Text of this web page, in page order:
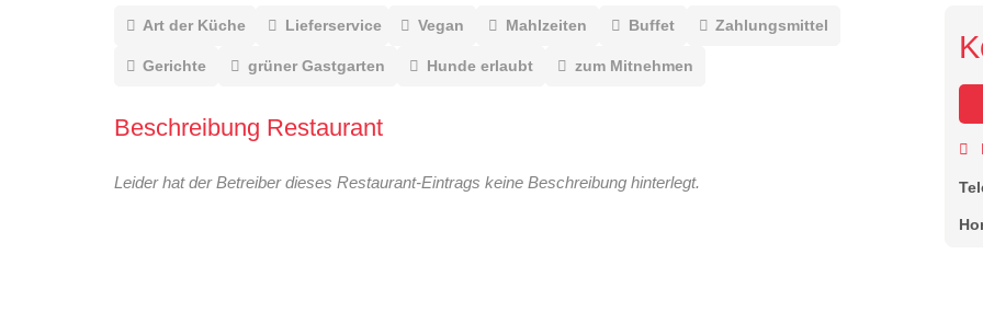
Art der Küche Lieferservice Vegan Mahlzeiten Buffet Zahlungsmittel
Gerichte grüner Gastgarten Hunde erlaubt zum Mitnehmen
Beschreibung Restaurant
Leider hat der Betreiber dieses Restaurant-Eintrags keine Beschreibung hinterlegt.